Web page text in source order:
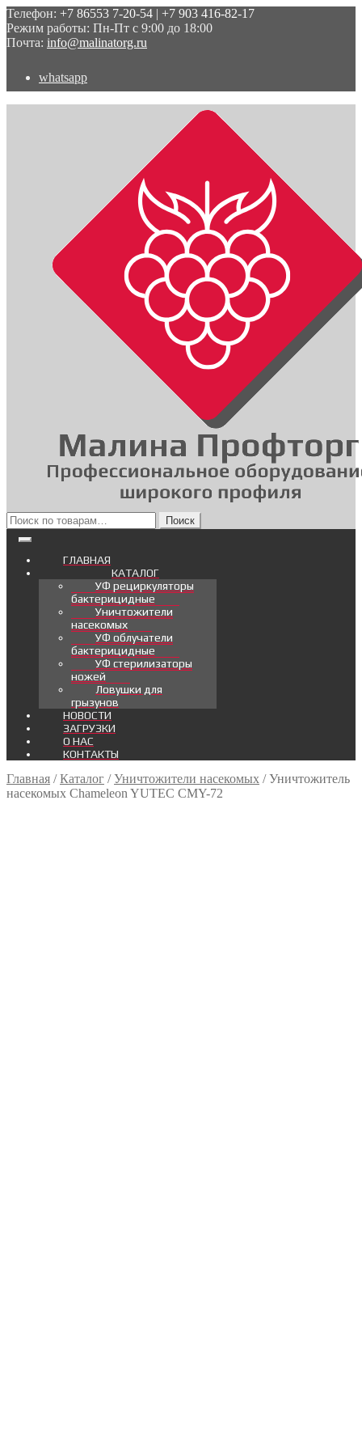
Телефон: +7 86553 7-20-54 | +7 903 416-82-17
Режим работы: Пн-Пт с 9:00 до 18:00
Почта: info@malinatorg.ru
whatsapp
Искать: Поиск
ГЛАВНАЯ
КАТАЛОГ
УФ рециркуляторы
бактерицидные
Уничтожители
насекомых
УФ облучатели
бактерицидные
УФ стерилизаторы
ножей
Ловушки для
грызунов
НОВОСТИ
ЗАГРУЗКИ
О НАС
КОНТАКТЫ
Главная /Каталог /Уничтожители насекомых /Уничтожитель
насекомых Chameleon YUTEC CMY-72